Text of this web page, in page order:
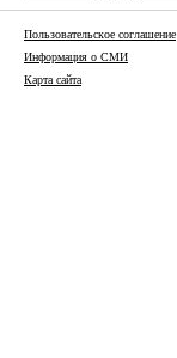
Пользовательское соглашение
Информация о СМИ
Карта сайта